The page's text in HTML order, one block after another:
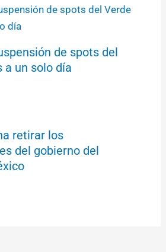
de spots del
a un solo día
retirar los
del gobierno del